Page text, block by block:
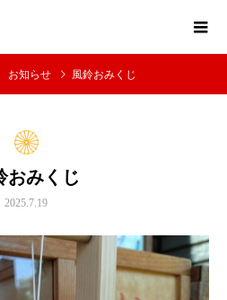
お知らせ 風鈴おみくじ
おみくじ
2025.7.19